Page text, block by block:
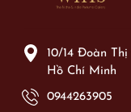
10/14 Đoàn
Hồ Chí Minh
0944263905